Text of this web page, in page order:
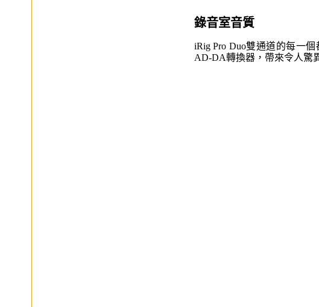
錄音室音質
iRig Pro Duo雙通道的每一
AD-DA轉換器，帶來令人驚